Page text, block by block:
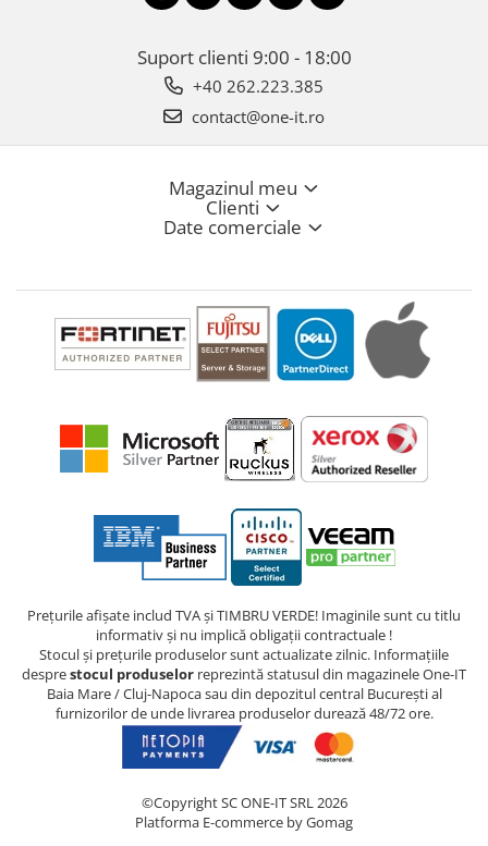
Suport clienti 9:00 - 18:00
+40 262.223.385
contact@one-it.ro
Magazinul meu
Clienti
Date comerciale
Prețurile afișate includ TVA și TIMBRU VERDE! Imaginile sunt cu titlu
informativ și nu implică obligații contractuale !
Stocul și prețurile produselor sunt actualizate zilnic. Informațiile
desprestocul produselor reprezintă statusul din magazinele One-IT
Baia Mare / Cluj-Napoca sau din depozitul central București al
furnizorilor de unde livrarea produselor durează 48/72 ore.
©Copyright SC ONE-IT SRL 2026
Platforma E-commerce by Gomag